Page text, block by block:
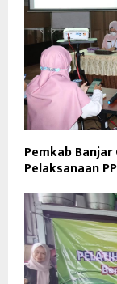
Pemkab
Pelaksanaan